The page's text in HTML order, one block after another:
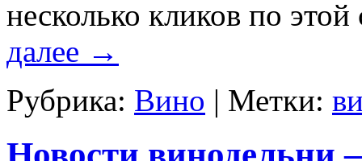
несколько кликов по
далее →
Рубрика: Вино | Метки: